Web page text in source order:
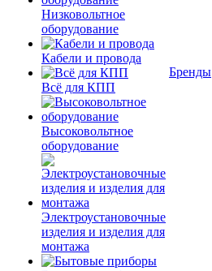
Низковольтное
оборудование
Кабели и провода
Всё для КПП
Высоковольтное
оборудование
Электроустановочные
изделия и изделия для
монтажа
Бренды